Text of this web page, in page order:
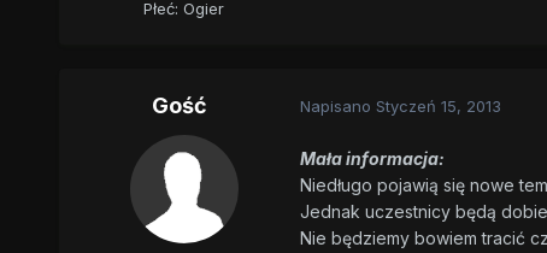
Płeć: Ogier
Gość Napisano Styczeń 15, 2013
Mała informacja:
Niedługo pojawią się nowe
Jednak uczestnicy będą
Nie będziemy bowiem tracić